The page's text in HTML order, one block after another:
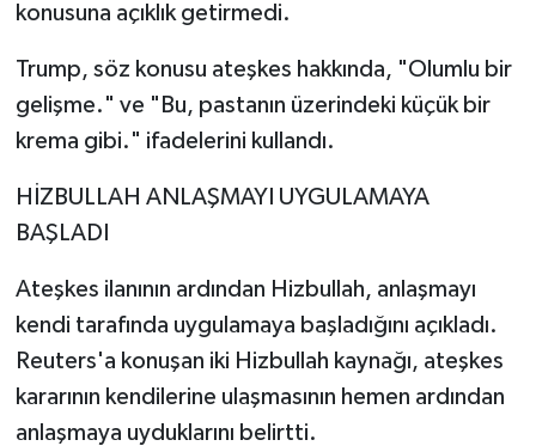
konusuna açıklık getirmedi.
Trump, söz konusu ateşkes hakkında, "Olumlu bir
gelişme." ve "Bu, pastanın üzerindeki küçük bir
krema gibi." ifadelerini kullandı.
HİZBULLAH ANLAŞMAYI UYGULAMAYA
BAŞLADI
Ateşkes ilanının ardından Hizbullah, anlaşmayı
kendi tarafında uygulamaya başladığını açıkladı.
Reuters'a konuşan iki Hizbullah kaynağı, ateşkes
kararının kendilerine ulaşmasının hemen ardından
anlaşmaya uyduklarını belirtti.